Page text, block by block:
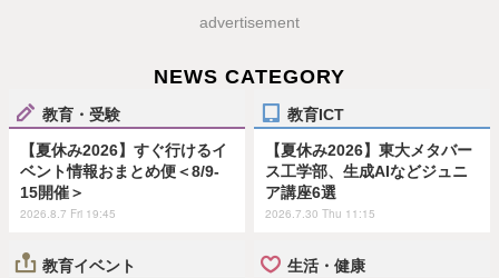
advertisement
NEWS CATEGORY
教育・受験
【夏休み2026】すぐ行けるイ
ベント情報おまとめ便＜8/9-
15開催＞
2026.8.7 Fri 19:45
教育ICT
【夏休み2026】東大メタバー
ス工学部、生成AIなどジュニ
ア講座6選
2026.7.30 Thu 11:15
教育イベント 生活・健康